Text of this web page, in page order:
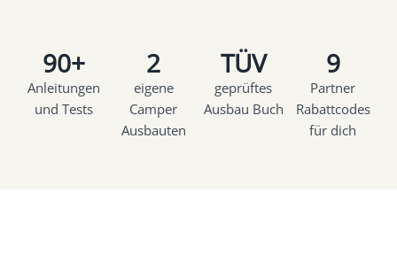
90+
Anleitungen
und Tests
2
eigene
Camper
Ausbauten
TÜV
geprüftes
Ausbau Buch
9
Partner
Rabattcodes
für dich